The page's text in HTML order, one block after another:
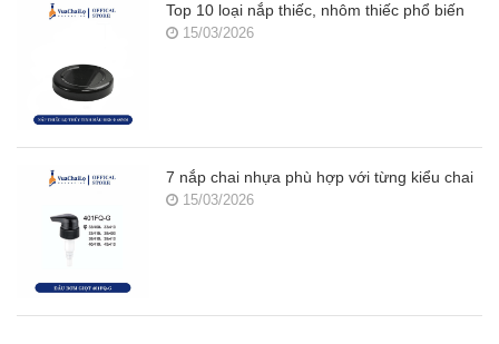
Top 10 loại nắp thiếc, nhôm thiếc phổ biến
15/03/2026
7 nắp chai nhựa phù hợp với từng kiểu chai
15/03/2026